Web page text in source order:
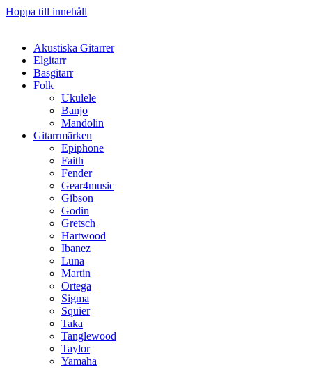
Hoppa till innehåll
Akustiska Gitarrer
Elgitarr
Basgitarr
Folk
Ukulele
Banjo
Mandolin
Gitarrmärken
Epiphone
Faith
Fender
Gear4music
Gibson
Godin
Gretsch
Hartwood
Ibanez
Luna
Martin
Ortega
Sigma
Squier
Taka
Tanglewood
Taylor
Yamaha